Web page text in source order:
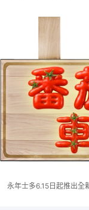
永年士多6.15日起推出全